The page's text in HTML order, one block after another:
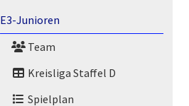
E3-Junioren
Team
Kreisliga Staffel D
Spielplan